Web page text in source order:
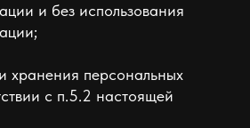
и без использования
хранения персональных
с п.5.2 настоящей